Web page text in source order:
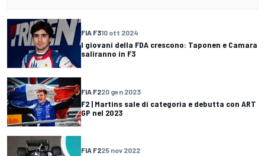
FIA F310 ott 2024
I giovani della FDA crescono: Taponen e Camara
saliranno in F3
FIA F220 gen 2023
F2 | Martins sale di categoria e debutta con ART
GP nel 2023
FIA F225 nov 2022